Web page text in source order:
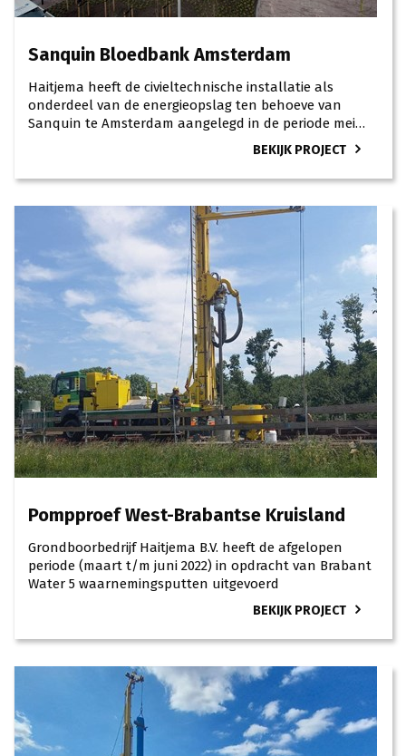
Sanquin Bloedbank Amsterdam
Haitjema heeft de civieltechnische installatie als
onderdeel van de energieopslag ten behoeve van
Sanquin te Amsterdam aangelegd in de periode mei
BEKIJK PROJECT
Pompproef West-Brabantse Kruisland
Grondboorbedrijf Haitjema B.V. heeft de afgelopen
periode (maart t/m juni 2022) in opdracht van Brabant
Water 5 waarnemingsputten uitgevoerd
BEKIJK PROJECT